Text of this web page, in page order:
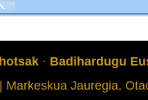
· Badihardugu
Markeskua Jauregia,